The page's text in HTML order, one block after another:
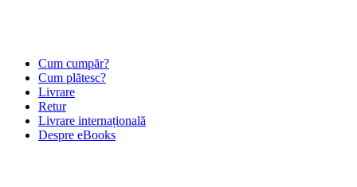
Cum cumpăr?
Cum plătesc?
Livrare
Retur
Livrare internațională
Despre eBooks